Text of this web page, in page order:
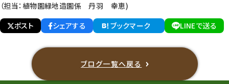
（担当：植物園緑地造園係 丹羽 幸恵)
ポスト
シェアする ブックマーク LINEで送る
ブログ一覧へ戻る